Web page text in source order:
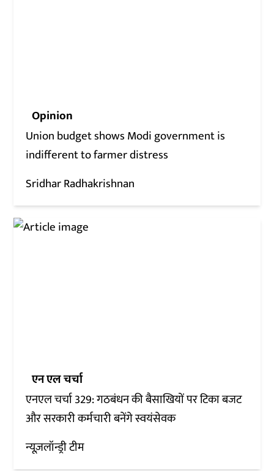
Opinion
Union budget shows Modi government is
indifferent to farmer distress
Sridhar Radhakrishnan
एन एल चर्चा
एनएल चर्चा 329: गठबंधन की बैसाखियों पर टिका बजट
और सरकारी कर्मचारी बनेंगे स्वयंसेवक
न्यूज़लॉन्ड्री टीम